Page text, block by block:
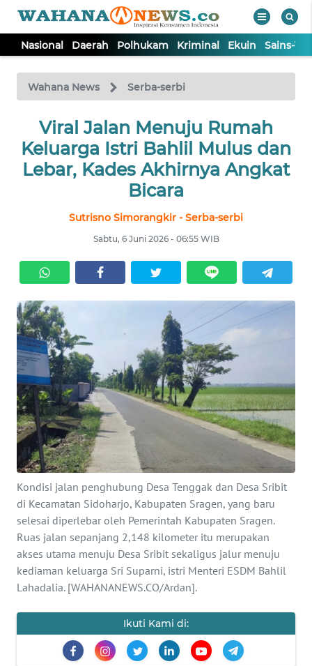
Nasional Daerah Polhukam Kriminal Ekuin Sains-
Wahana News Serba-serbi
Viral Jalan Menuju Rumah
Keluarga Istri Bahlil Mulus dan
Lebar, Kades Akhirnya Angkat
Bicara
Sutrisno Simorangkir - Serba-serbi
Sabtu, 6 Juni 2026 - 06:55 WIB
Kondisi jalan penghubung Desa Tenggak dan Desa Sribit
di Kecamatan Sidoharjo, Kabupaten Sragen, yang baru
selesai diperlebar oleh Pemerintah Kabupaten Sragen.
Ruas jalan sepanjang 2,148 kilometer itu merupakan
akses utama menuju Desa Sribit sekaligus jalur menuju
kediaman keluarga Sri Suparni, istri Menteri ESDM Bahlil
Lahadalia. [WAHANANEWS.CO/Ardan].
Ikuti Kami di:
TV
Tutup
NASIONAL
DAERAH
EKUIN
SAINS-TEKNO
KESEHATAN
INTERNASIONAL
SERBA-SERBI
PENDIDIKAN
OLAHRAGA
OPINI
EDITORIAL